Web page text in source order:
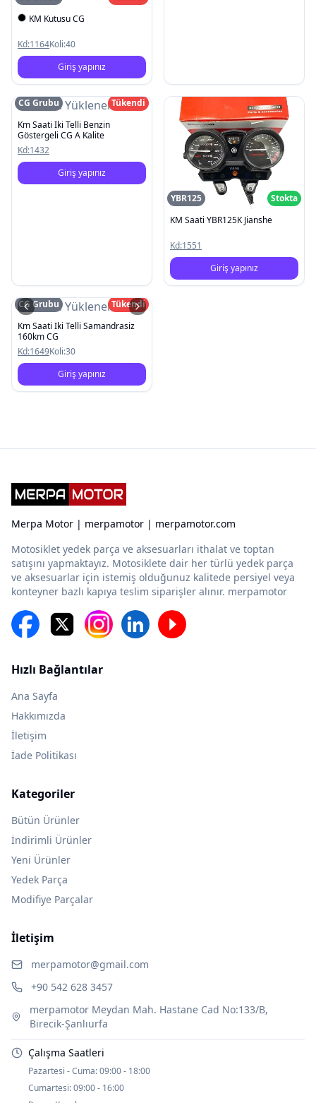
KM Kutusu CG
Kd:1164Koli:40
Giriş yapınız
Resim Yüklenemedi
CG Grubu
Tükendi
Km Saati Iki Telli Benzin
Göstergeli CG A Kalite
Kd:1432
Giriş yapınız
YBR125
Stokta
KM Saati YBR125K Jianshe
Kd:1551
Giriş yapınız
Resim Yüklenemedi
CG Grubu
Tükendi
Km Saati Iki Telli Samandrasiz
160km CG
Kd:1649Koli:30
Giriş yapınız
Merpa Motor | merpamotor | merpamotor.com
Motosiklet yedek parça ve aksesuarları ithalat ve toptan
satışını yapmaktayız. Motosiklete dair her türlü yedek parça
ve aksesuarlar için istemiş olduğunuz kalitede persiyel veya
konteyner bazlı kapıya teslim siparişler alınır. merpamotor
Hızlı Bağlantılar
Ana Sayfa
Hakkımızda
İletişim
İade Politikası
Kategoriler
Bütün Ürünler
İndirimli Ürünler
Yeni Ürünler
Yedek Parça
Modifiye Parçalar
İletişim
merpamotor@gmail.com
+90 542 628 3457
merpamotor Meydan Mah. Hastane Cad No:133/B,
Birecik-Şanlıurfa
Çalışma Saatleri
Pazartesi - Cuma:09:00 - 18:00
Cumartesi:09:00 - 16:00